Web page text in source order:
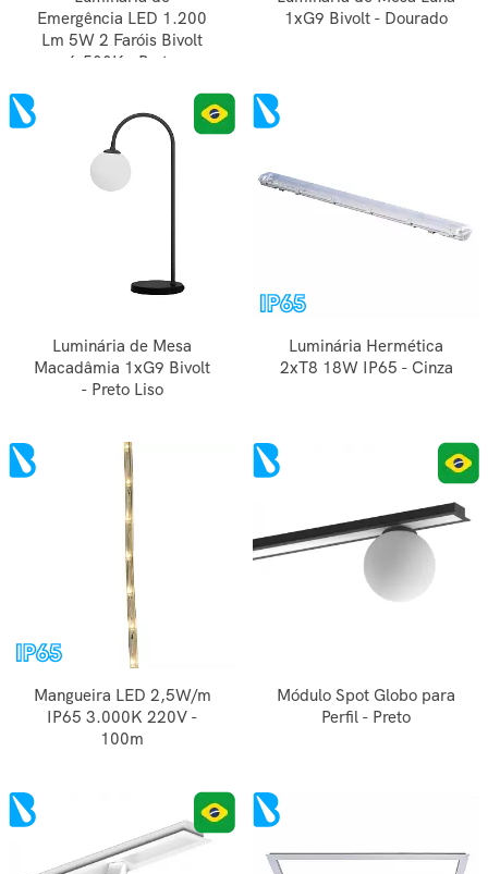
Emergência LED 1.200
Lm 5W 2 Faróis Bivolt
6.500K - Preto
1xG9 Bivolt - Dourado
Luminária de Mesa
Macadâmia 1xG9 Bivolt
- Preto Liso
Luminária Hermética
2xT8 18W IP65 - Cinza
Mangueira LED 2,5W/m
IP65 3.000K 220V -
100m
Módulo Spot Globo para
Perfil - Preto